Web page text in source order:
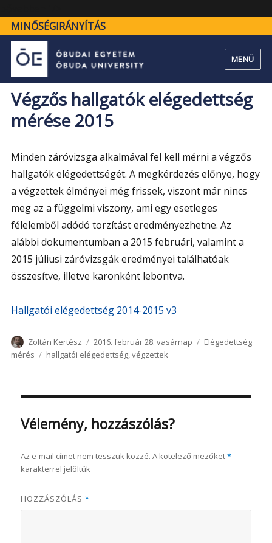
hallgatók
elégedettség
mérése
2015"
MINŐSÉGIRÁNYÍTÁS
MENÜ
Végzős hallgatók elégedettség
mérése 2015
Minden záróvizsga alkalmával fel kell mérni a végzős
hallgatók elégedettségét. A megkérdezés előnye, hogy
a végzettek élményei még frissek, viszont már nincs
meg az a függelmi viszony, ami egy esetleges
félelemből adódó torzítást eredményezhetne. Az
alábbi dokumentumban a 2015 februári, valamint a
2015 júliusi záróvizsgák eredményei találhatóak
összesítve, illetve karonként lebontva.
Hallgatói elégedettség 2014-2015 v3
Szerző
Zoltán Kertész Közzétéve
2016. február 28. vasárnap Kategória
Elégedettség
mérés
Címke
hallgatói elégedettség,végzettek
Vélemény, hozzászólás?
Az e-mail címet nem tesszük közzé. A kötelező mezőket*
karakterrel jelöltük
HOZZÁSZÓLÁS*